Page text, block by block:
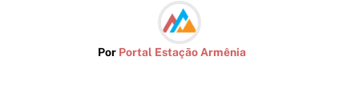
Por Portal Estação Armênia